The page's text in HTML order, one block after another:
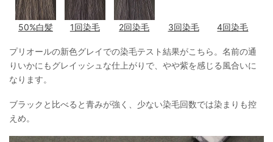
50%白髪 1回染毛 2回染毛 3回染毛 4回染毛
プリオールの新色グレイでの染毛テスト結果がこちら。名前の通
りいかにもグレイッシュな仕上がりで、やや紫を感じる風合いに
なります。
ブラックと比べると青みが強く、少ない染毛回数では染まりも控
えめ。